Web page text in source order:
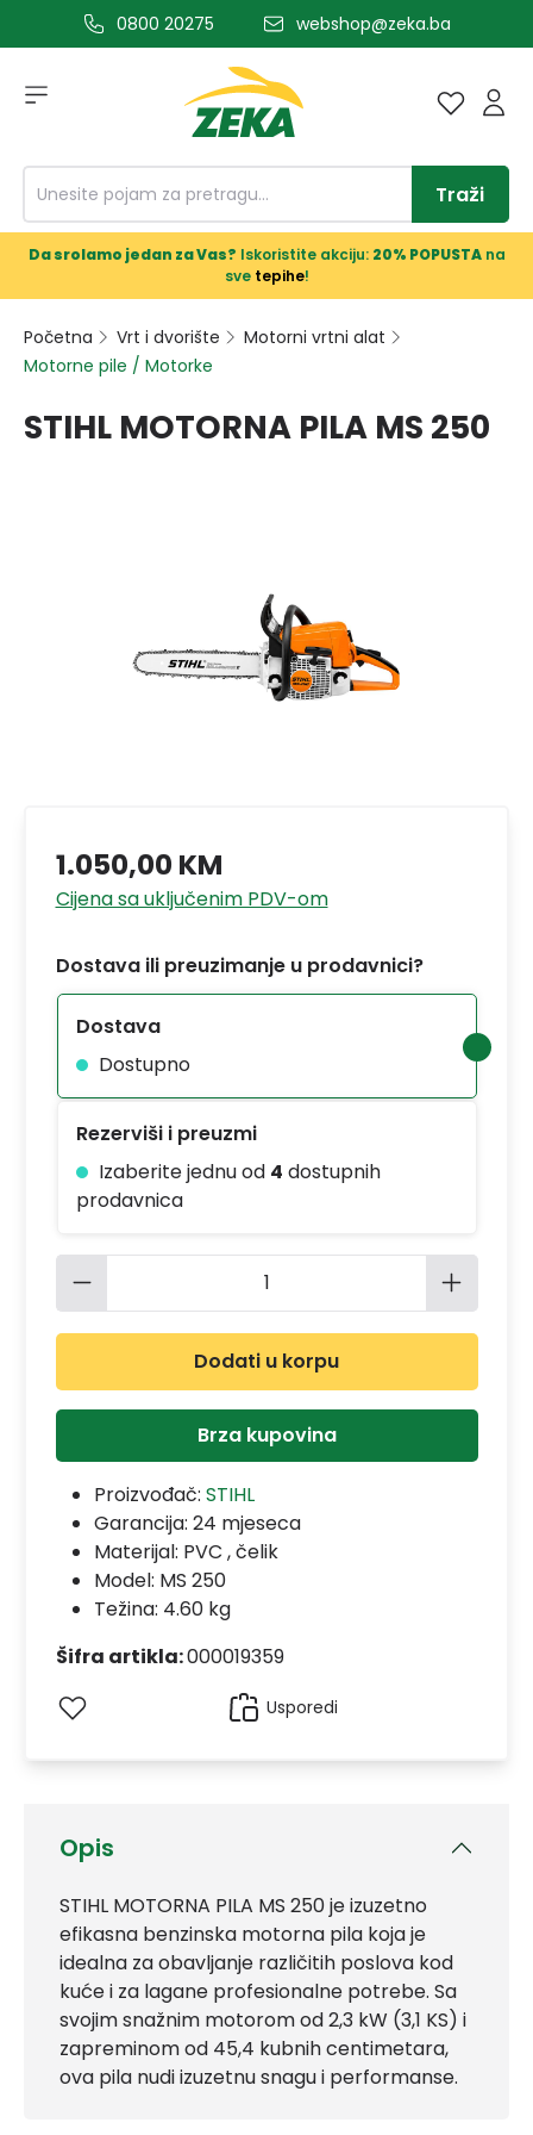
glavni sadržaj0800 20275 webshop@zeka.ba
Traži
Da srolamo jedan za Vas? Iskoristite akciju: 20% POPUSTAna
sve tepihe!
Početna Vrt i dvorište
Motorni vrtni alat
Motorne pile / Motorke
STIHL MOTORNA PILA MS 250
Opis
STIHL MOTORNA PILA MS 250 je izuzetno
efikasna benzinska motorna pila koja je
idealna za obavljanje različitih poslova kod
kuće i za lagane profesionalne potrebe. Sa
svojim snažnim motorom od 2,3 kW (3,1 KS) i
zapreminom od 45,4 kubnih centimetara,
ova pila nudi izuzetnu snagu i performanse.
1.050,00 KM
Cijena sa uključenim PDV-om
Dostava ili preuzimanje u prodavnici?
Dostava
Dostupno
Rezerviši i preuzmi
Izaberite jednu od 4 dostupnih
prodavnica
Količina proizvoda: Unesite
Dodati u korpu
Brza kupovina
Proizvođač: STIHL
Garancija: 24 mjeseca
Materijal: PVC , čelik
Model: MS 250
Težina: 4.60 kg
Šifra artikla:000019359
Usporedi